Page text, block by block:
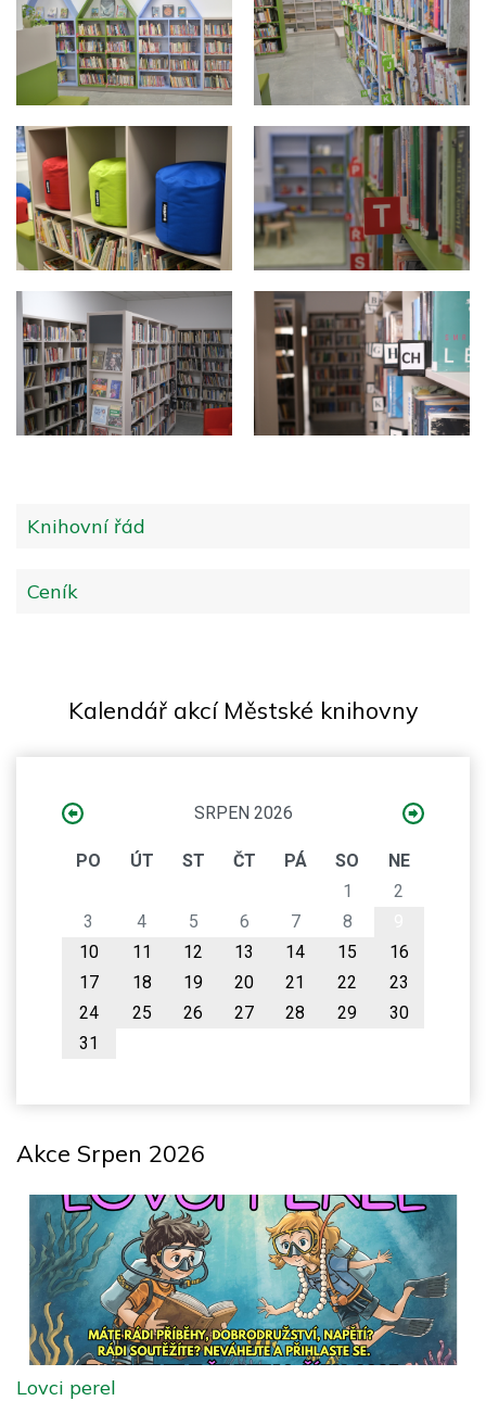
Knihovní řád
Ceník
Kalendář akcí Městské knihovny
SRPEN 2026
PO ÚT ST ČT PÁ SO
NE
1
2
3
4 5 6 7 8
10
11 12 13 14 15
16
17
18 19 20 21 22
23
24
25 26 27 28 29
30
31
Akce Srpen 2026
Lovci perel